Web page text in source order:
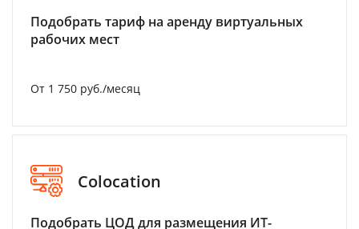
Подобрать тариф на аренду виртуальных
рабочих мест
От 1 750 руб./месяц
Colocation
Подобрать ЦОД для размещения ИТ-